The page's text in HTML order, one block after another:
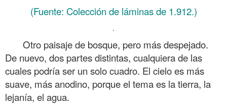
(Fuente: Colección de láminas de 1.912.)
.
Otro paisaje de bosque, pero más despejado.
De nuevo, dos partes distintas, cualquiera de las
cuales podría ser un solo cuadro. El cielo es más
suave, más anodino, porque el tema es la tierra, la
lejanía, el agua.